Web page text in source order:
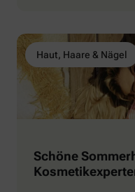
Haut, Haare & Nägel
Schöne